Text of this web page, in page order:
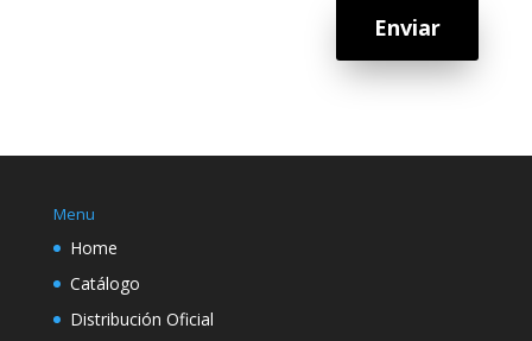
Enviar
Menu
Home
Catálogo
Distribución Oficial